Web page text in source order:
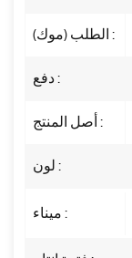
الطلب (موك) :
دفع :
أصل المنتج :
لون :
ميناء :